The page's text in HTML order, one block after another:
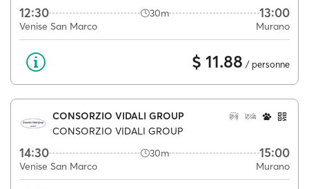
12:30 30m 13:00
Venise San Marco Murano
$ 11.88 / personne
CONSORZIO VIDALI GROUP
CONSORZIO VIDALI GROUP
14:30 30m 15:00
Venise San Marco Murano